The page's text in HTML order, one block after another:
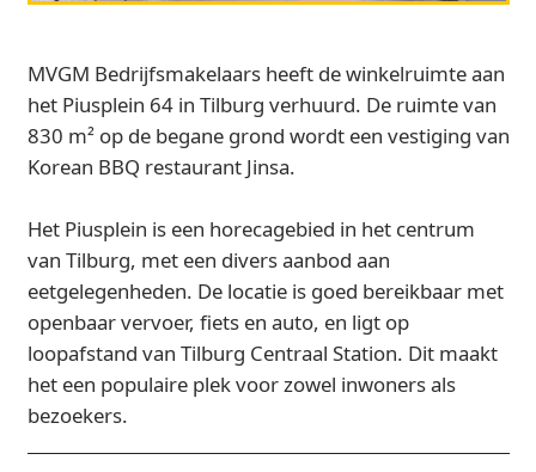
MVGM Bedrijfsmakelaars heeft de winkelruimte aan
het Piusplein 64 in Tilburg verhuurd. De ruimte van
830 m² op de begane grond wordt een vestiging van
Korean BBQ restaurant Jinsa.
Het Piusplein is een horecagebied in het centrum
van Tilburg, met een divers aanbod aan
eetgelegenheden. De locatie is goed bereikbaar met
openbaar vervoer, fiets en auto, en ligt op
loopafstand van Tilburg Centraal Station. Dit maakt
het een populaire plek voor zowel inwoners als
bezoekers.